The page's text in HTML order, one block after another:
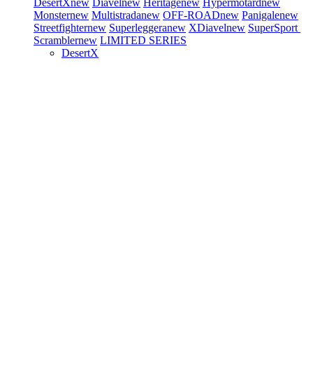
DesertXnew Diavelnew Heritagenew Hypermotardnew
Monsternew Multistradanew OFF-ROADnew Panigalenew
Streetfighternew Superleggeranew XDiavelnew SuperSport
Scramblernew LIMITED SERIES
DesertX